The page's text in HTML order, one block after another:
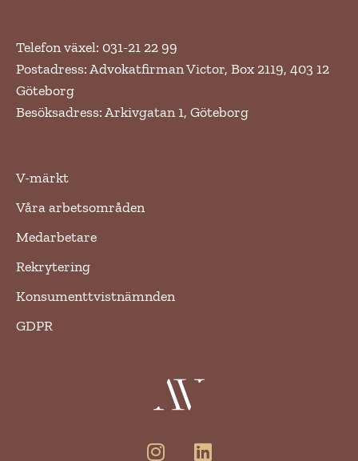
Telefon växel: 031-21 22 99
Postadress: Advokatfirman Victor, Box 2119, 403 12
Göteborg
Besöksadress: Arkivgatan 1, Göteborg
V-märkt
Våra arbetsområden
Medarbetare
Rekrytering
Konsumenttvistnämnden
GDPR